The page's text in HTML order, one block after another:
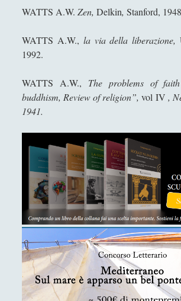
WATTS A.W.Zen,Delkin,Stanford,
WATTS A.W., la via della liberazione,
1992.
WATTS A.W., The problems of
buddhism, Review of religion”,vol IV ,
1941.